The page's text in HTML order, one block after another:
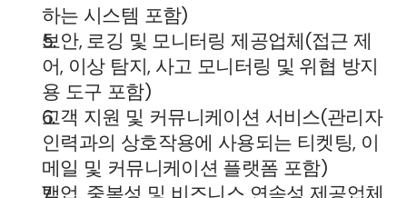
하는 시스템 포함)
보안, 로깅 및 모니터링 제공업체(접근 제
어, 이상 탐지, 사고 모니터링 및 위협 방지
용 도구 포함)
고객 지원 및 커뮤니케이션 서비스(관리자
인력과의 상호작용에 사용되는 티켓팅, 이
메일 및 커뮤니케이션 플랫폼 포함)